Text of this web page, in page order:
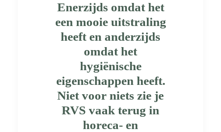
Enerzijds omdat het
een mooie uitstraling
heeft en anderzijds
omdat het
hygiënische
eigenschappen heeft.
Niet voor niets zie je
RVS vaak terug in
horeca- en